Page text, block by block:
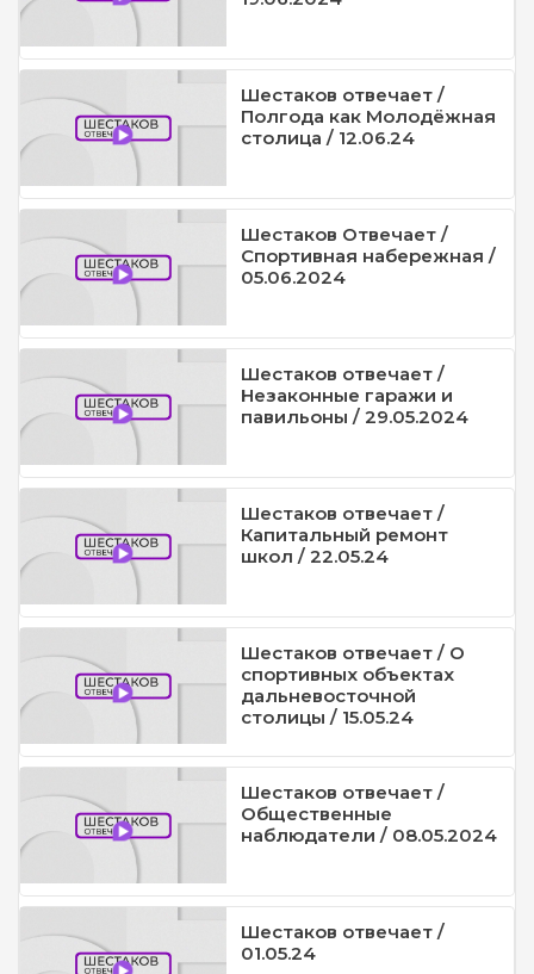
Шестаков отвечает /
Полгода как Молодёжная
столица / 12.06.24
Шестаков Отвечает /
Спортивная набережная /
05.06.2024
Шестаков отвечает /
Незаконные гаражи и
павильоны / 29.05.2024
Шестаков отвечает /
Капитальный ремонт
школ / 22.05.24
Шестаков отвечает / О
спортивных объектах
дальневосточной
столицы / 15.05.24
Шестаков отвечает /
Общественные
наблюдатели / 08.05.2024
Шестаков отвечает /
01.05.24